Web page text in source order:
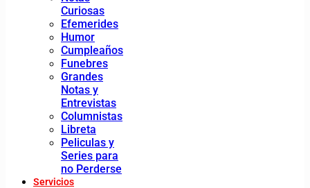
Curiosas
Efemerides
Humor
Cumpleaños
Funebres
Grandes
Notas y
Entrevistas
Columnistas
Libreta
Peliculas y
Series para
no Perderse
Servicios